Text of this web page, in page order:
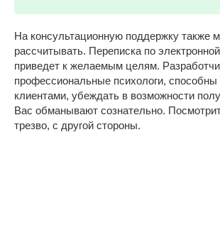
На консультационную поддержку также
рассчитывать. Переписка по
приведет к желаемым целям.
профессиональные психологи,
клиентами, убеждать в возможности
Вас обманывают сознательно.
трезво, с другой стороны.